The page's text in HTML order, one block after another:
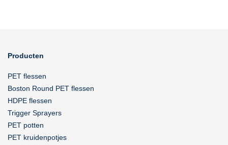
Producten
PET flessen
Boston Round PET flessen
HDPE flessen
Trigger Sprayers
PET potten
PET kruidenpotjes